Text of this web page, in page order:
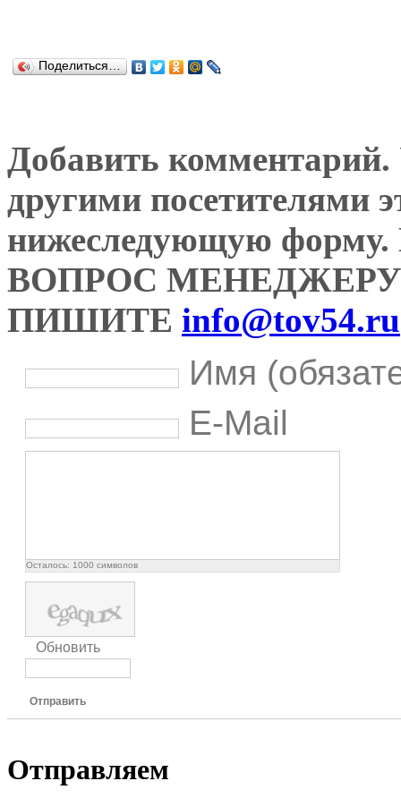
Поделиться…
Добавить комментарий.
другими посетителями
нижеследующую
ВОПРОС
ПИШИТЕ info@tov54.ru
Имя
E-Mail
Осталось: 1000 символов
Обновить
Отправить
Отправляем